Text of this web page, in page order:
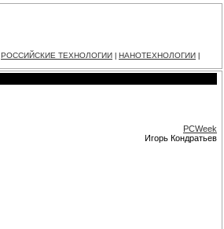
РОССИЙСКИЕ ТЕХНОЛОГИИ НАНОТЕХНОЛОГИИ
PCWeek
Игорь Кондратьев